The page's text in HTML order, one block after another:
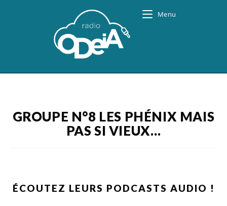
Menu
GROUPE N°8 LES PHÉNIX MAIS
PAS SI VIEUX…
ÉCOUTEZ LEURS PODCASTS AUDIO !